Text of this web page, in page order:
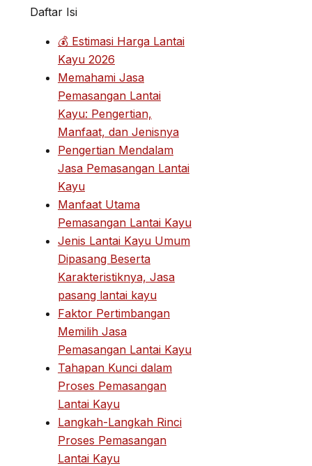
Daftar Isi
💰 Estimasi Harga Lantai
Kayu 2026
Memahami Jasa
Pemasangan Lantai
Kayu: Pengertian,
Manfaat, dan Jenisnya
Pengertian Mendalam
Jasa Pemasangan Lantai
Kayu
Manfaat Utama
Pemasangan Lantai Kayu
Jenis Lantai Kayu Umum
Dipasang Beserta
Karakteristiknya, Jasa
pasang lantai kayu
Faktor Pertimbangan
Memilih Jasa
Pemasangan Lantai Kayu
Tahapan Kunci dalam
Proses Pemasangan
Lantai Kayu
Langkah-Langkah Rinci
Proses Pemasangan
Lantai Kayu